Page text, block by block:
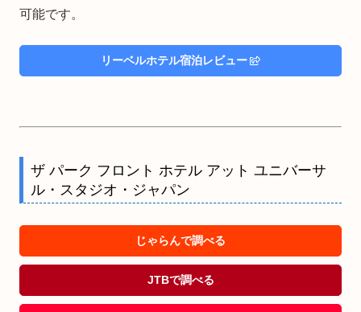
可能です。
リーベルホテル宿泊レビュー
ザ パーク フロント ホテル アット ユニバーサ
ル・スタジオ・ジャパン
じゃらんで調べる
JTBで調べる